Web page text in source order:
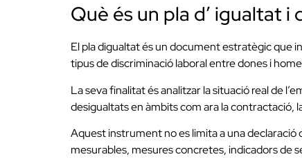
Què és un pla d’ igualtat i
El pla digualtat és un document estratègic que
tipus de discriminació laboral entre dones i
La seva finalitat és analitzar la situació real de
desigualtats en àmbits com ara la contractació,
Aquest instrument no es limita a una
mesurables, mesures concretes, indicadors de